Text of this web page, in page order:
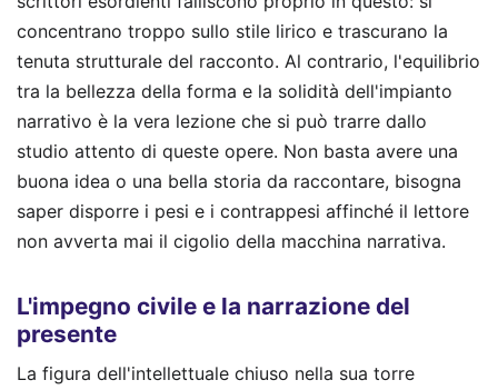
concentrano troppo sullo stile lirico e trascurano la
tenuta strutturale del racconto. Al contrario, l'equilibrio
tra la bellezza della forma e la solidità dell'impianto
narrativo è la vera lezione che si può trarre dallo
studio attento di queste opere. Non basta avere una
buona idea o una bella storia da raccontare, bisogna
saper disporre i pesi e i contrappesi affinché il lettore
non avverta mai il cigolio della macchina narrativa.
L'impegno civile e la narrazione del
presente
La figura dell'intellettuale chiuso nella sua torre